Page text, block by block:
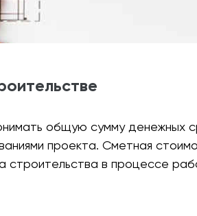
общую сумму денежных
проекта. Сметная
строительства в процессе